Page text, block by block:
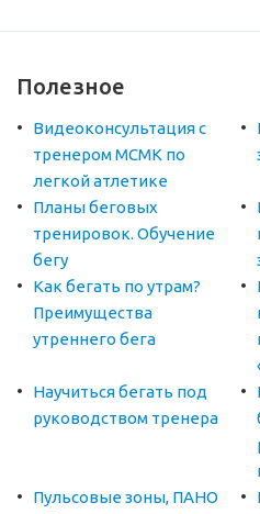
Полезное
Видеоконсультация с
тренером МСМК по
легкой атлетике
Планы беговых
тренировок. Обучение
бегу
Как бегать по утрам?
Преимущества
утреннего бега
Научиться бегать под
руководством тренера
Пульсовые зоны, ПАНО